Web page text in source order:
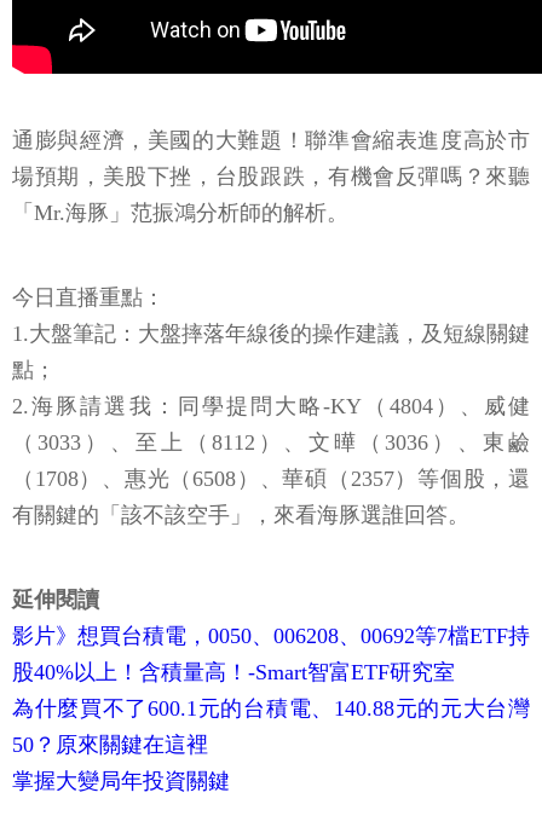
通膨與經濟，美國的大難題！聯準會縮表進度高於市
場預期，美股下挫，台股跟跌，有機會反彈嗎？來聽
「Mr.海豚」范振鴻分析師的解析。
今日直播重點：
1.大盤筆記：大盤摔落年線後的操作建議，及短線關鍵
點；
2.海豚請選我：同學提問大略-KY（4804）、威健
（3033）、至上（8112）、文曄（3036）、東鹼
（1708）、惠光（6508）、華碩（2357）等個股，還
有關鍵的「該不該空手」，來看海豚選誰回答。
延伸閱讀
影片》想買台積電，0050、006208、00692等7檔ETF持
股40%以上！含積量高！-Smart智富ETF研究室
為什麼買不了600.1元的台積電、140.88元的元大台灣
50？原來關鍵在這裡
掌握大變局年投資關鍵